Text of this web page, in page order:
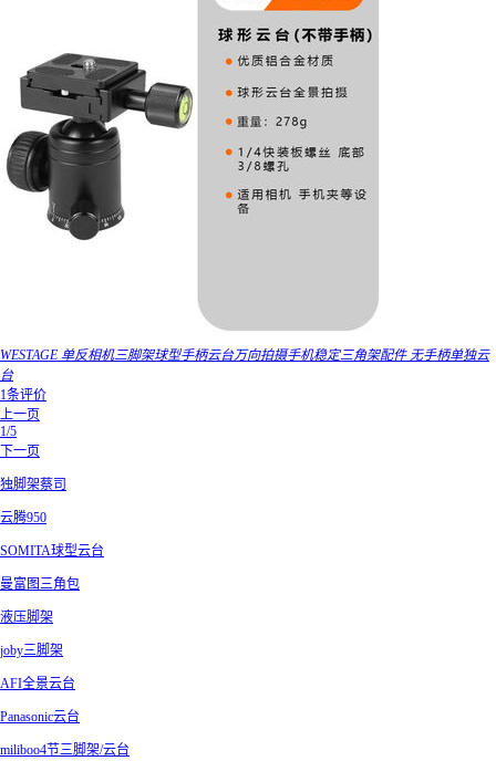
WESTAGE 单反相机三脚架球型手柄云台万向拍摄手机稳定三角架配件 无手柄单独云
台
1条评价
上一页
1/5
下一页
独脚架蔡司
云腾950
SOMITA球型云台
曼富图三角包
液压脚架
joby三脚架
AFI全景云台
Panasonic云台
miliboo4节三脚架/云台